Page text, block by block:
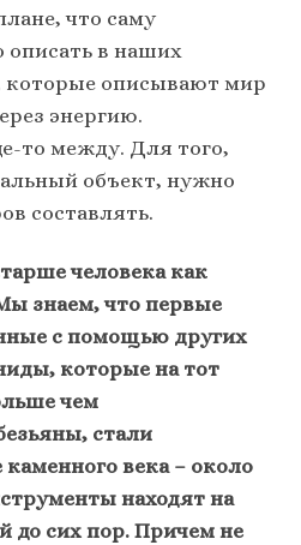
что саму
в наших
которые описывают мир
энергию.
то между. Для того,
объект, нужно
составлять.
человека как
знаем, что первые
с помощью других
которые на тот
чем
стали
каменного века – около
находят на
до сих пор. Причем не